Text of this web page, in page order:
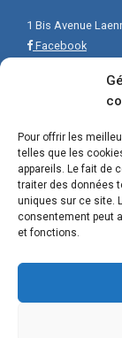
Pour offrir les
telles que les
appareils. Le fait de
traiter des données
uniques sur ce site.
consentement peut
et fonctions.
1 Bis Avenue
Facebook